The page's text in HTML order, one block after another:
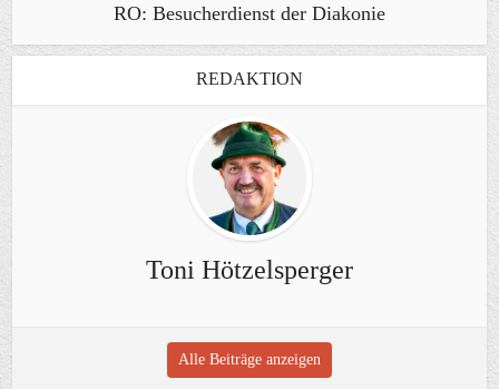
RO: Besucherdienst der Diakonie
REDAKTION
Toni Hötzelsperger
Alle Beiträge anzeigen